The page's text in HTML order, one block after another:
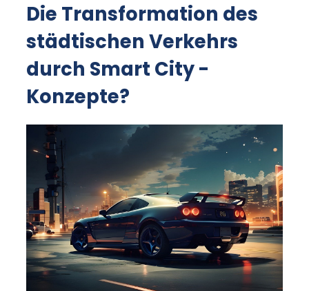
Die Transformation des
städtischen Verkehrs
durch Smart City -
Konzepte?